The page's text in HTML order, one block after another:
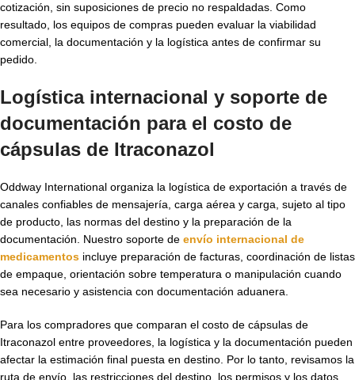
cotización, sin suposiciones de precio no respaldadas. Como
resultado, los equipos de compras pueden evaluar la viabilidad
comercial, la documentación y la logística antes de confirmar su
pedido.
Logística internacional y soporte de
documentación para el costo de
cápsulas de Itraconazol
Oddway International organiza la logística de exportación a través de
canales confiables de mensajería, carga aérea y carga, sujeto al tipo
de producto, las normas del destino y la preparación de la
documentación. Nuestro soporte de envío internacional de
medicamentos incluye preparación de facturas, coordinación de listas
de empaque, orientación sobre temperatura o manipulación cuando
sea necesario y asistencia con documentación aduanera.
Para los compradores que comparan el costo de cápsulas de
Itraconazol entre proveedores, la logística y la documentación pueden
afectar la estimación final puesta en destino. Por lo tanto, revisamos la
ruta de envío, las restricciones del destino, los permisos y los datos